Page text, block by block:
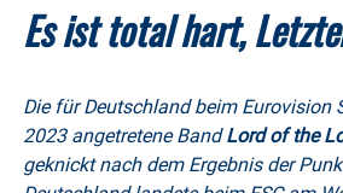
Es ist total hart,
Die für Deutschland beim Eurovision
2023 angetretene BandLord of the
geknickt nach dem Ergebnis der